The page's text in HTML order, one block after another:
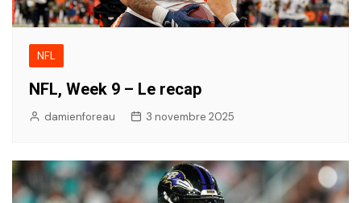
NFL
NFL, Week 9 – Le recap
damienforeau 3 novembre 2025